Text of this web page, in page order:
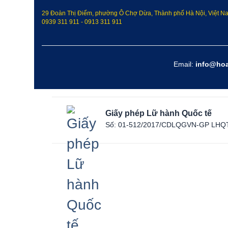
29 Đoàn Thị Điểm, phường Ô Chợ Dừa, Thành phố Hà Nội, Việt
0939 311 911 - 0913 311 911
Email:
Giấy phép Lữ hành Quốc tế
Số: 01-512/2017/CDLQGVN-GP